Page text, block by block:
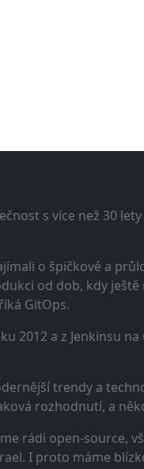
s více než 30
o špičkové a
od dob, kdy
GitOps.
2012 a z Jenkinsu
trendy a
rozhodnutí, a
rádi open-source,
I proto máme